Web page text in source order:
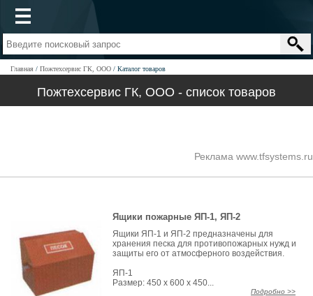
Главная Пожтехсервис ГК, ООО Каталог товаров
Пожтехсервис ГК, ООО - список товаров
Реклама www.tfsystems.ru
Ящики пожарные ЯП-1, ЯП-2
Ящики ЯП-1 и ЯП-2 предназначены для
хранения песка для противопожарных нужд и
защиты его от атмосферного воздействия.
ЯП-1
Размер: 450 х 600 х 450...
Подробно >>